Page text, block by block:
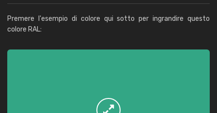
Premere l'esempio di colore qui sotto per ingrandire questo
colore RAL: